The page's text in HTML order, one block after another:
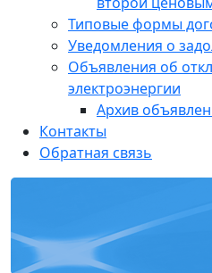
Типовые формы
Уведомления о
Объявления об
электроэнергии
Архив
Контакты
Обратная связь